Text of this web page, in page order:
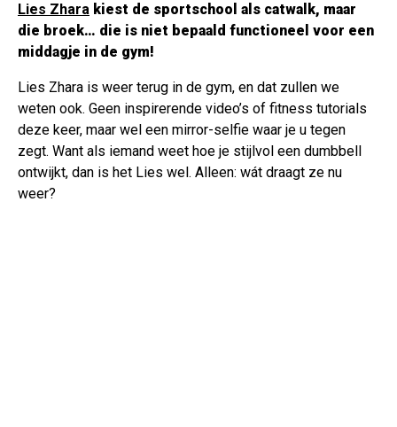
Lies Zhara kiest de sportschool als catwalk, maar
die broek… die is niet bepaald functioneel voor een
middagje in de gym!
Lies Zhara is weer terug in de gym, en dat zullen we
weten ook. Geen inspirerende video’s of fitness tutorials
deze keer, maar wel een mirror-selfie waar je u tegen
zegt. Want als iemand weet hoe je stijlvol een dumbbell
ontwijkt, dan is het Lies wel. Alleen: wát draagt ze nu
weer?